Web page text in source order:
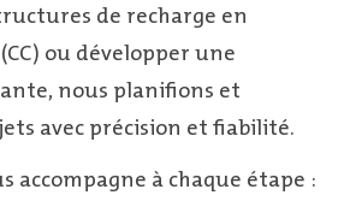
de recharge en
ou développer une
nous planifions et
avec précision et fiabilité.
accompagne à chaque étape :